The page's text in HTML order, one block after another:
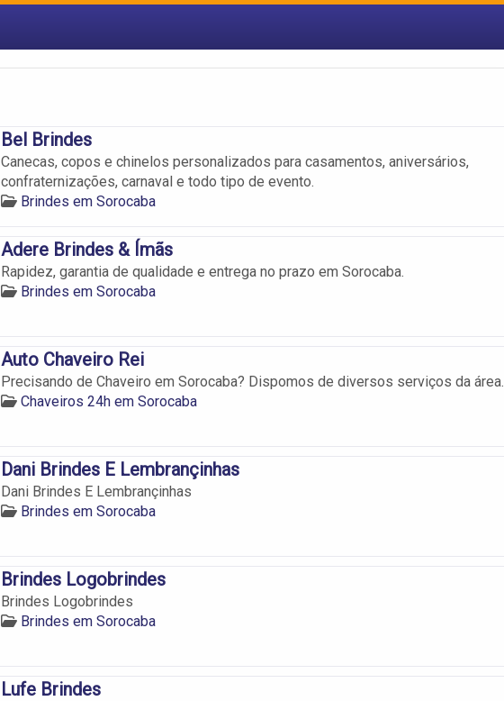
Bel Brindes
Canecas, copos e chinelos personalizados para casamentos, aniversários,
confraternizações, carnaval e todo tipo de evento.
Brindes em Sorocaba
Adere Brindes & Ímãs
Rapidez, garantia de qualidade e entrega no prazo em Sorocaba.
Brindes em Sorocaba
Auto Chaveiro Rei
Precisando de Chaveiro em Sorocaba? Dispomos de diversos serviços da área.
Chaveiros 24h em Sorocaba
Dani Brindes E Lembrançinhas
Dani Brindes E Lembrançinhas
Brindes em Sorocaba
Brindes Logobrindes
Brindes Logobrindes
Brindes em Sorocaba
Lufe Brindes